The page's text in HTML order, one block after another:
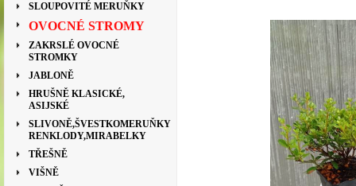
SLOUPOVITÉ MERUŇKY
OVOCNÉ STROMY
ZAKRSLÉ OVOCNÉ
STROMKY
JABLONĚ
HRUŠNĚ KLASICKÉ,
ASIJSKÉ
SLIVONĚ,ŠVESTKOMERUŇKY
RENKLODY,MIRABELKY
TŘEŠNĚ
VIŠNĚ